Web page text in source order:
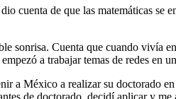
cuenta de que las matemáticas
sonrisa. Cuenta que cuando vivía
a trabajar temas de redes en
a México a realizar su doctorado